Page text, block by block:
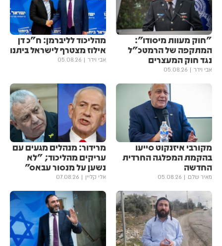
"חוק מעוות מיסודו":
המתקפה של הרמטכ"ל
נגד חוק המעצרים
אבי וידר 05.08.26
מהליכוד לליברמן: ח"כ דן
אילוז מצטרף לישראל ביתנו
אבי וידר 05.08.26
מקורבי איזנקוט סייעו
בהקמת המפלגה החרדית
החדשה
מאיר שלם 05.08.26
מרידור: מנהלים מגעים עם
עריקים מהליכוד; "לא
נשען על מנסור עבאס"
אלי קליין 07.08.26